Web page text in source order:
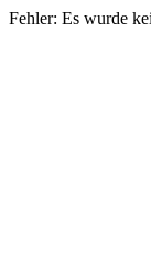
Fehler: Es wurde